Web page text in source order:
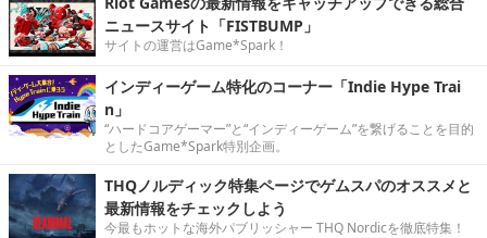
ニュースサイト「FISTBUMP」
サイトの運営はGame*Spark！
インディーゲーム特化のコーナー「Indie Hype Trai
n」
“ハードコアゲーマー”と“インディーゲーム”を繋げることを目的
としたGame*Spark特別企画。
THQノルディック特集ページでゲムスパのオススメと
最新情報をチェックしよう
今最もホットな海外パブリッシャー THQ Nordicを徹底特集！